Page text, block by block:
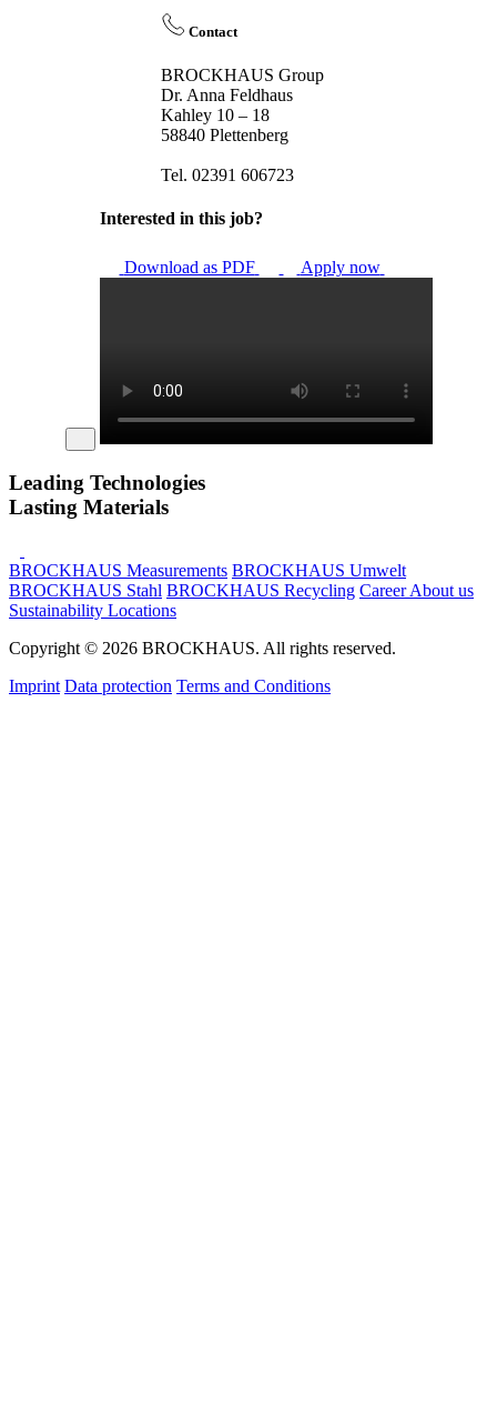
Contact
BROCKHAUS Group
Dr. Anna Feldhaus
Kahley 10 – 18
58840 Plettenberg
Tel. 02391 606723
Interested in this job?
Download as PDF Apply now
Leading Technologies
Lasting Materials
BROCKHAUS Measurements BROCKHAUS Umwelt
BROCKHAUS Stahl BROCKHAUS Recycling CareerAbout us
Sustainability Locations
Copyright © 2026 BROCKHAUS. All rights reserved.
Imprint Data protection Terms and Conditions